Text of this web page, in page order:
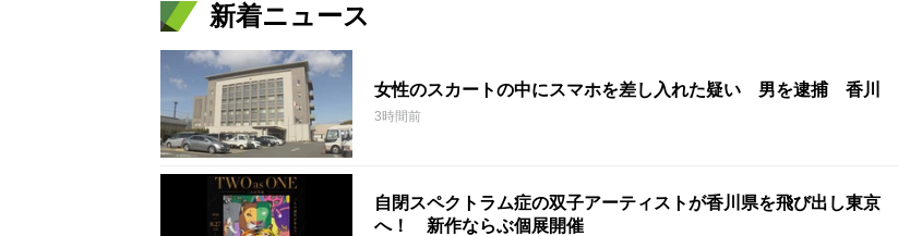
新着ニュース
女性のスカートの中にスマホを差し入れた疑い 男を逮捕 香川
3時間前
自閉スペクトラム症の双子アーティストが香川県を飛び出し東京
へ！ 新作ならぶ個展開催